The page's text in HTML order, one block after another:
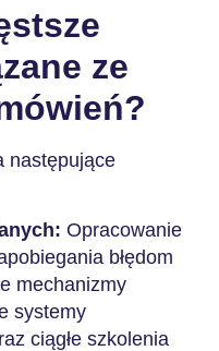
ze
następujące
Opracowanie
błędom
mechanizmy
systemy
ciągłe szkolenia